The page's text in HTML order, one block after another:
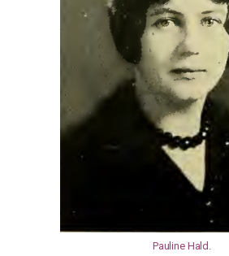
Pauline Hald